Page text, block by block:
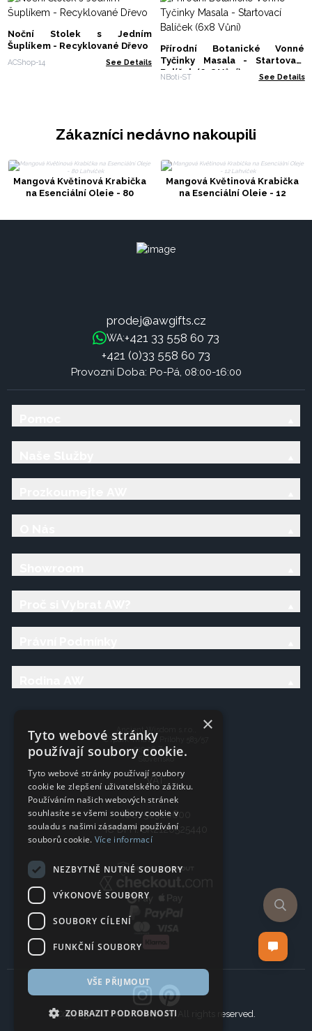
Noční Stolek s Jedním
Šuplíkem - Recyklované Dřevo
ACShop-14 See Details
Přírodní Botanické Vonné
Tyčinky Masala - Startovací
Balíček (6x8 Vůní)
NBoti-ST See Details
Zákazníci nedávno nakoupili
Mangová Květinová Krabička
na Esenciální Oleje - 80
Mangová Květinová Krabička
na Esenciální Oleje - 12
prodej@awgifts.cz
WA:+421 33 558 60 73
+421 (0)33 558 60 73
Provozní Doba: Po-Pá, 08:00-16:00
Ancient Wisdom s.r.o.,
CTpark Trnava, Prílohy 583/57
919 26 Zavar
VAT:
IČO: 50920600
IČ DPH: SK2120525440
Copyright © 2024 Company, All rights reserved.
×
Tyto webové stránky
používají soubory cookie.
Tyto webové stránky používají soubory
cookie ke zlepšení uživatelského zážitku.
Používáním našich webových stránek
souhlasíte se všemi soubory cookie v
souladu s našimi zásadami používání
souborů cookie. Více informací
NEZBYTNĚ NUTNÉ SOUBORY
VÝKONOVÉ SOUBORY
SOUBORY CÍLENÍ
FUNKČNÍ SOUBORY
VŠE PŘIJMOUT
ZOBRAZIT PODROBNOSTI